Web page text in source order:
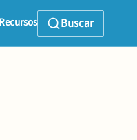
Recursos Buscar